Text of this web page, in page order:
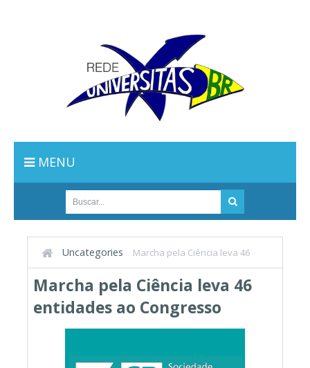
MENU
Uncategories Marcha pela Ciência leva 46
entidades ao Congresso
Marcha pela Ciência leva 46
entidades ao Congresso